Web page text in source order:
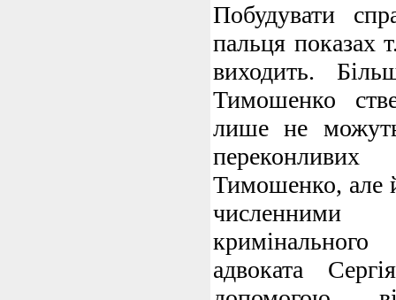
Побудувати
пальця показах
виходить.
Тимошенко
лише не
Тимошенко, але
адвоката